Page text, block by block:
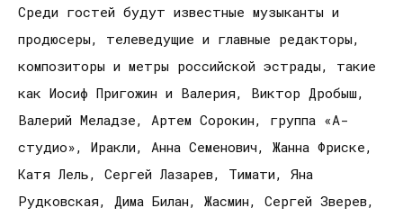
Среди гостей будут известные музыканты и
продюсеры, телеведущие и главные редакторы,
композиторы и метры российской эстрады, такие
как Иосиф Пригожин и Валерия, Виктор Дробыш,
Валерий Меладзе, Артем Сорокин, группа «А-
студио», Иракли, Анна Семенович, Жанна Фриске,
Катя Лель, Сергей Лазарев, Тимати, Яна
Рудковская, Дима Билан, Жасмин, Сергей Зверев,